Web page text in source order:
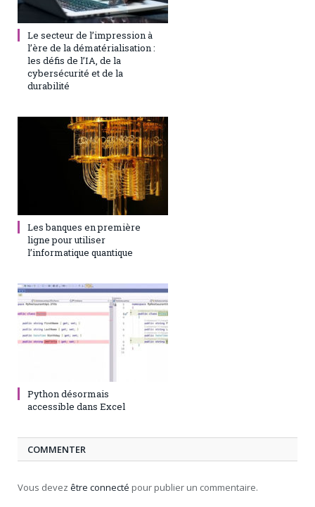
25 juillet 2025 0
Le secteur de l’impression à
l’ère de la dématérialisation :
les défis de l’IA, de la
cybersécurité et de la
durabilité
Les banques en première
ligne pour utiliser
l’informatique quantique
Python désormais
accessible dans Excel
COMMENTER
Vous devez être connecté pour publier un commentaire.